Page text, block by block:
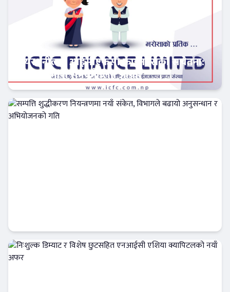
फिन–टेक
सेयरधनीलाई आईसीएफसी फाइनान्सको सचेतना:
बाँकी लाभांश समयमै लिन आग्रह
अर्थतन्त्र